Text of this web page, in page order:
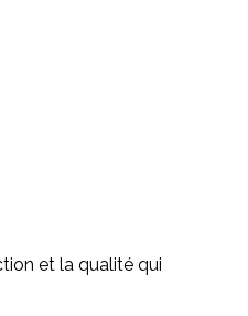
et la qualité qui